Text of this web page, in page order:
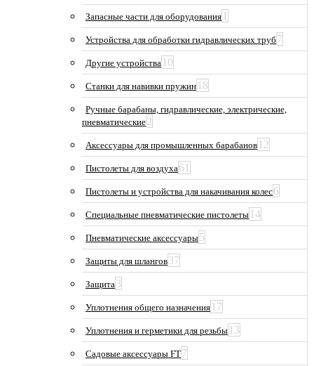
Запасные части для оборудования 1
Устройства для обработки гидравлических труб 7
Другие устройства 10
Станки для навивки пружин 18
Ручные барабаны, гидравлические, электрические,
пневматические2
Аксессуары для промышленных барабанов 12
Пистолеты для воздуха61
Пистолеты и устройства для накачивания колес6
Специальные пневматические пистолеты 14
Пневматические аксессуары5
Защиты для шлангов37
Защита3
Уплотнения общего назначения 17
Уплотнения и герметики для резьбы 13
Садовые аксессуары FT7